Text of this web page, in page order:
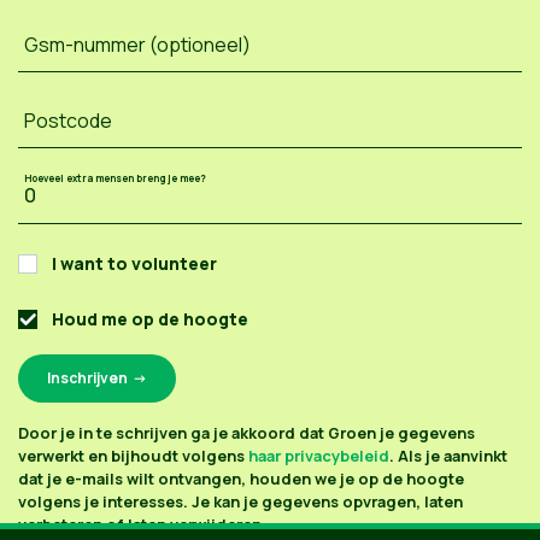
Gsm-nummer (optioneel)
Postcode
Hoeveel extra mensen breng je mee?
I want to volunteer
Houd me op de hoogte
Door je in te schrijven ga je akkoord dat Groen je gegevens
verwerkt en bijhoudt volgens haar privacybeleid. Als je aanvinkt
dat je e-mails wilt ontvangen, houden we je op de hoogte
volgens je interesses. Je kan je gegevens opvragen, laten
verbeteren of laten verwijderen.